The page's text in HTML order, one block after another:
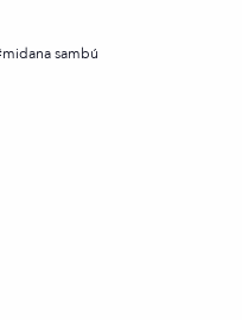
midana sambú